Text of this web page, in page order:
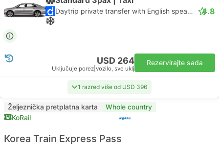
Daytrip private transfer with English speaking driver 4.8
USD 264
Uključuje porez vozilo, sve uklj
Rezervirajte sada
1 razred više od USD 396
Željeznička pretplatna karta
Whole country
KoRail
Korea Train Express Pass